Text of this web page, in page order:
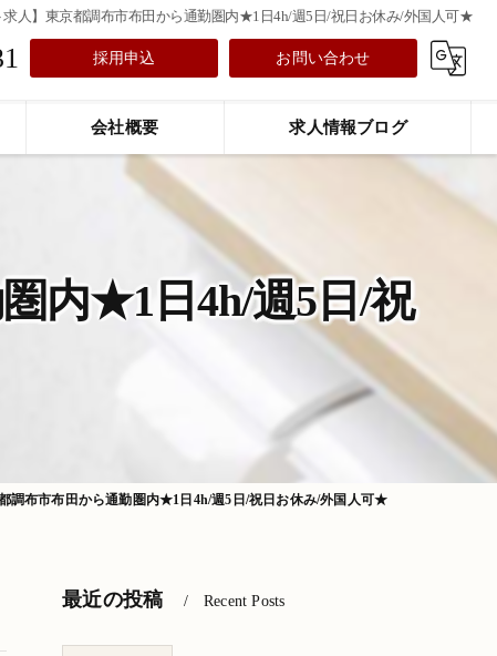
求人】東京都調布市布田から通勤圏内★1日4h/週5日/祝日お休み/外国人可★
採用申込 お問い合わせ
会社概要 求人情報ブログ
内★1日4h/週5日/祝
調布市布田から通勤圏内★1日4h/週5日/祝日お休み/外国人可★
最近の投稿 Recent Posts